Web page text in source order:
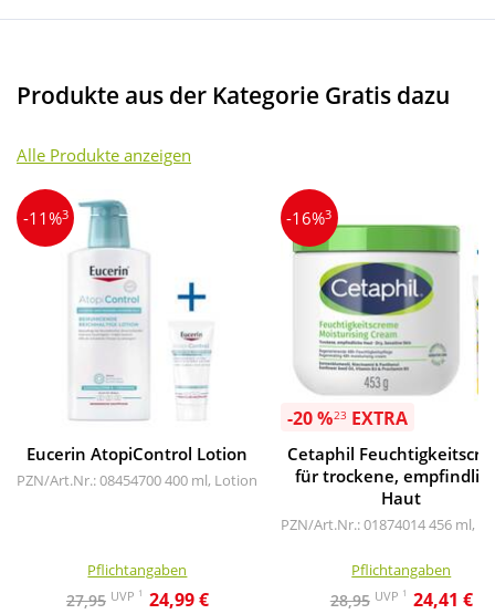
Produkte aus der Kategorie Gratis dazu
Alle Produkte anzeigen
-11%3
Eucerin AtopiControl Lotion
PZN/Art.Nr.: 08454700400 ml, Lotion
Pflichtangaben
27,95 UVP 1 24,99 €
-16%3
-20 %23 EXTRA
Cetaphil
für trockene,
Haut
PZN/Art.Nr.: 01874014456 ml,
Pflichtangaben
28,95 UVP 1 24,41 €